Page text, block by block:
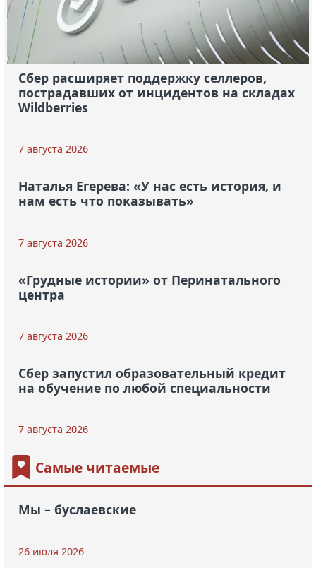
Сбер расширяет поддержку селлеров,
пострадавших от инцидентов на складах
Wildberries
7 августа 2026
Наталья Егерева: «У нас есть история, и
нам есть что показывать»
7 августа 2026
«Грудные истории» от Перинатального
центра
7 августа 2026
Сбер запустил образовательный кредит
на обучение по любой специальности
7 августа 2026
Самые читаемые
Мы – буслаевские
26 июля 2026